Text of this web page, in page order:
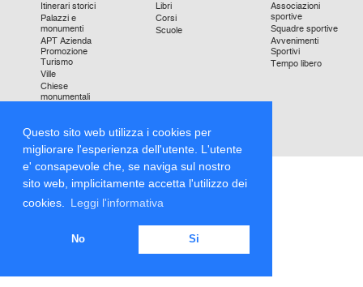
Questo sito web utilizza i cookies per
migliorare l'esperienza dell'utente. L'utente
e' consapevole che, se naviga sul nostro
sito web, implicitamente accetta l'utilizzo dei
cookies.
Leggi l'informativa
No Si
Itinerari storici
Palazzi e
monumenti
APT Azienda
Promozione
Turismo
Ville
Chiese
monumentali
Libri
Corsi
Scuole
Associazioni
sportive
Squadre sportive
Avvenimenti
Sportivi
Tempo libero